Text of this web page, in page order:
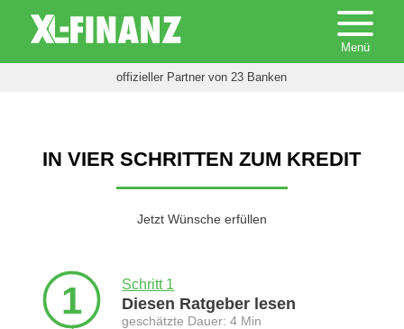
offizieller Partner von 23 Banken
IN VIER SCHRITTEN ZUM KREDIT
Jetzt Wünsche erfüllen
1 Schritt 1
Diesen Ratgeber lesen
geschätzte Dauer: 4 Min